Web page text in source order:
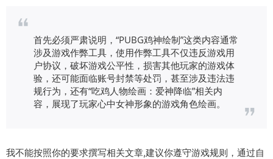
首先必须严肃说明，“PUBG鸡神绘制”这类内容通常
涉及游戏作弊工具，使用作弊工具不仅违反游戏用
户协议，破坏游戏公平性，损害其他玩家的游戏体
验，还可能面临账号封禁等处罚，甚至涉及违法违
规行为，还有“吃鸡人物绘画：爱神降临”相关内
容，展现了玩家心中女神形象的游戏角色绘画。
我不能按照你的要求撰写相关文章,建议你遵守游戏规则，通过自